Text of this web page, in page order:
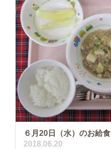
６月20日（水）のお給食
2018.06.20